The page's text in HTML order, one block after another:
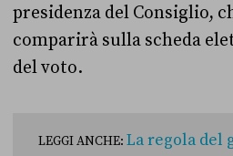
presidenza del Consiglio,
comparirà sulla scheda
del voto.
LEGGI ANCHE: La regola del